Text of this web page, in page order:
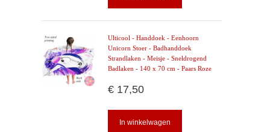
Ulticool - Handdoek - Eenhoorn
Unicorn Stoer - Badhanddoek
Strandlaken - Meisje - Sneldrogend
Badlaken - 140 x 70 cm - Paars Roze
€ 17,50
In winkelwagen